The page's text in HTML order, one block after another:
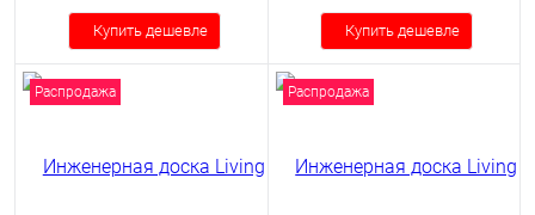
Купить дешевле Купить дешевле
Распродажа Распродажа